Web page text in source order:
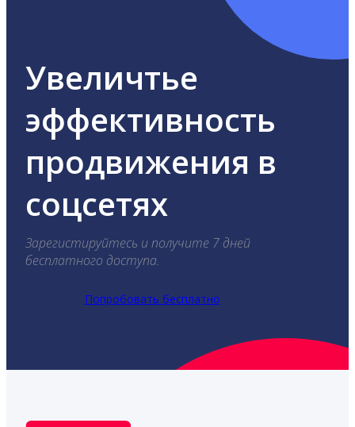
Увеличтье
эффективность
продвижения в
соцсетях
Зарегистируйтесь и получите 7 дней
бесплатного доступа.
Попробовать бесплатно